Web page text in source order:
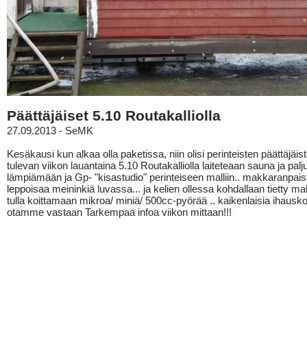
Päättäjäiset 5.10 Routakalliolla
27.09.2013 - SeMK
Kesäkausi kun alkaa olla paketissa, niin olisi perinteisten
tulevan viikon lauantaina 5.10 Routakalliolla laiteteaan sauna ja
lämpiämään ja Gp- "kisastudio" perinteiseen malliin..
leppoisaa meininkiä luvassa... ja kelien ollessa kohdallaan tietty
tulla koittamaan mikroa/ miniä/ 500cc-pyörää .. kaikenlaisia
otamme vastaan Tarkempaa infoa viikon mittaan!!!